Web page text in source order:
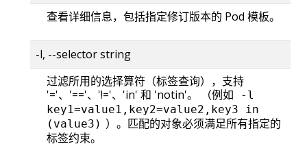
查看详细信息，包括指定修订版本的 Pod 模板。
-l, --selector string
过滤所用的选择算符（标签查询），支持
'='、'=='、'!='、'in' 和 'notin'。 （例如
-l
key1=value1,key2=value2,key3 in
(value3) ）。匹配的对象必须满足所有指定的
标签约束。